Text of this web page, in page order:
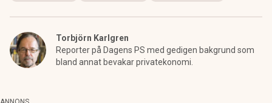
Torbjörn Karlgren
Reporter på Dagens PS med gedigen bakgrund som
bland annat bevakar privatekonomi.